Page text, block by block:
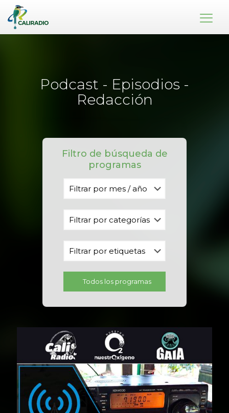
Podcast - Episodios -
Redacción
Filtro de búsqueda de
programas
Todos los programas